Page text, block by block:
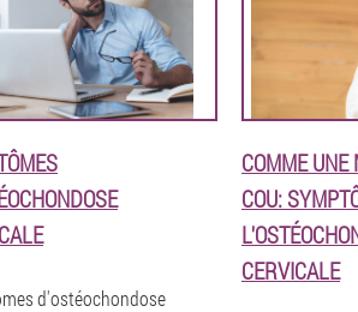
d'ostéochondose
COMME UNE
COU:
CERVICALE